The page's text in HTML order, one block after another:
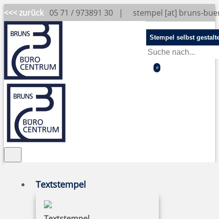
<<< zurück 05 71 / 973891 30 | stempel [at] bruns-
Stempel selbst
0
Textstempel
Dateiformate